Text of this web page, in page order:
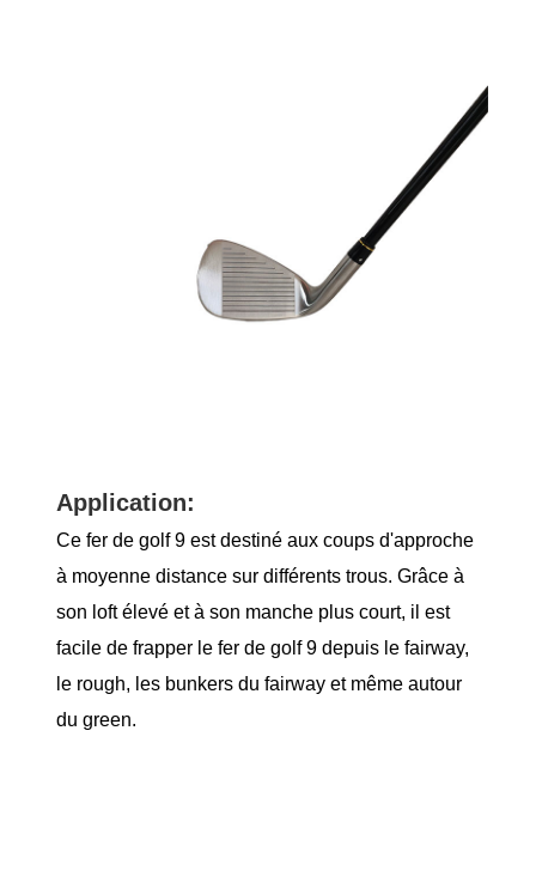
Application:
Ce fer de golf 9 est destiné aux coups d'approche
à moyenne distance sur différents trous. Grâce à
son loft élevé et à son manche plus court, il est
facile de frapper le fer de golf 9 depuis le fairway,
le rough, les bunkers du fairway et même autour
du green.